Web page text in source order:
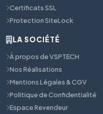
Certificats SSL
Protection SiteLock
LA SOCIÉTÉ
À propos de VSPTECH
Nos Réalisations
Mentions Légales & CGV
Politique de Confidentialité
Espace Revendeur